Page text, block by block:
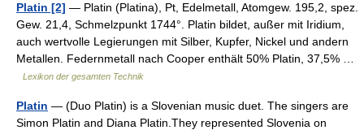
Platin [2] — Platin (Platina), Pt, Edelmetall, Atomgew. 195,2, spez.
Gew. 21,4, Schmelzpunkt 1744°. Platin bildet, außer mit Iridium,
auch wertvolle Legierungen mit Silber, Kupfer, Nickel und andern
Metallen. Federnmetall nach Cooper enthält 50% Platin, 37,5% …
Lexikon der gesamten Technik
Platin — (Duo Platin) is a Slovenian music duet. The singers are
Simon Platin and Diana Platin.They represented Slovenia on